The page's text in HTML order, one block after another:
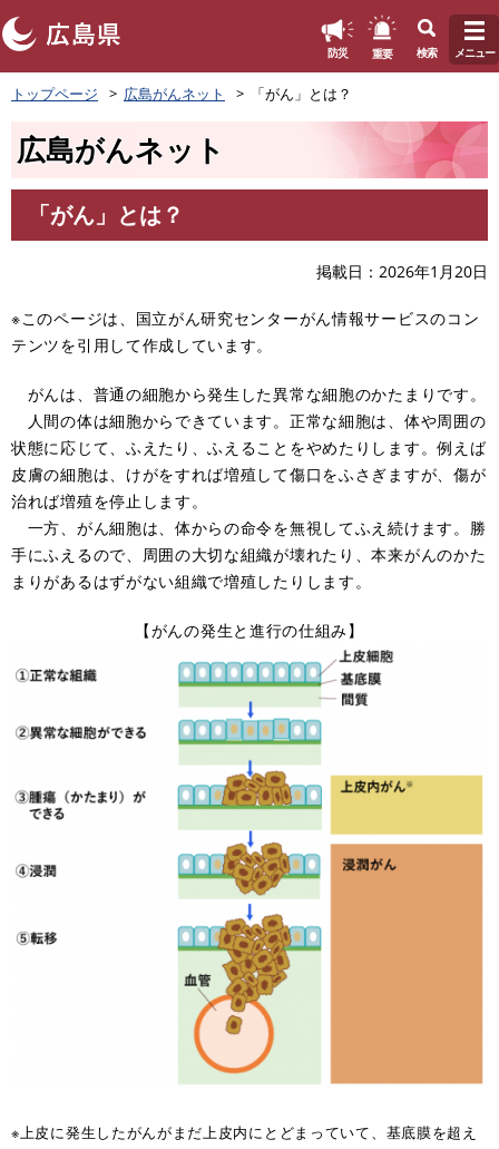
ペ
ー
頭
す
防災 重要 検索 メニュー
トップページ 広島がんネット 「がん」とは？
広島がんネット
文
「がん」とは？
掲載日 2026年1月20日
※このページは、国立がん研究センターがん情報サービスのコン
テンツを引用して作成しています。
がんは、普通の細胞から発生した異常な細胞のかたまりです。
人間の体は細胞からできています。正常な細胞は、体や周囲の
状態に応じて、ふえたり、ふえることをやめたりします。例えば
皮膚の細胞は、けがをすれば増殖して傷口をふさぎますが、傷が
治れば増殖を停止します。
一方、がん細胞は、体からの命令を無視してふえ続けます。勝
手にふえるので、周囲の大切な組織が壊れたり、本来がんのかた
まりがあるはずがない組織で増殖したりします。
【がんの発生と進行の仕組み】
※上皮に発生したがんがまだ上皮内にとどまっていて、基底膜を超え